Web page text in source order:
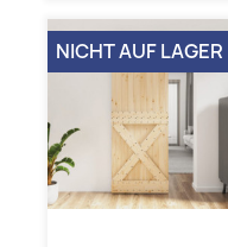
NICHT AUF LAGER